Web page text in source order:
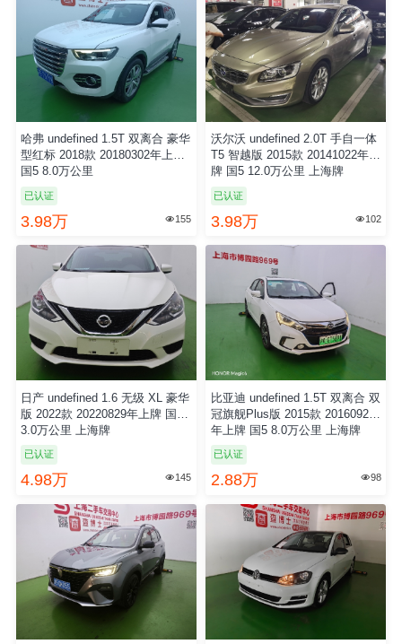
哈弗 undefined 1.5T 双离合 豪华
型红标 2018款 20180302年上牌
国5 8.0万公里
已认证
3.98万  155
沃尔沃 undefined 2.0T 手自一体
T5 智越版 2015款 20141022年上
牌 国5 12.0万公里 上海牌
已认证
3.98万  102
日产 undefined 1.6 无级 XL 豪华
版 2022款 20220829年上牌 国6
3.0万公里 上海牌
已认证
4.98万 145
比亚迪 undefined 1.5T 双离合 双
冠旗舰Plus版 2015款 20160922
年上牌 国5 8.0万公里 上海牌
已认证
2.88万 98